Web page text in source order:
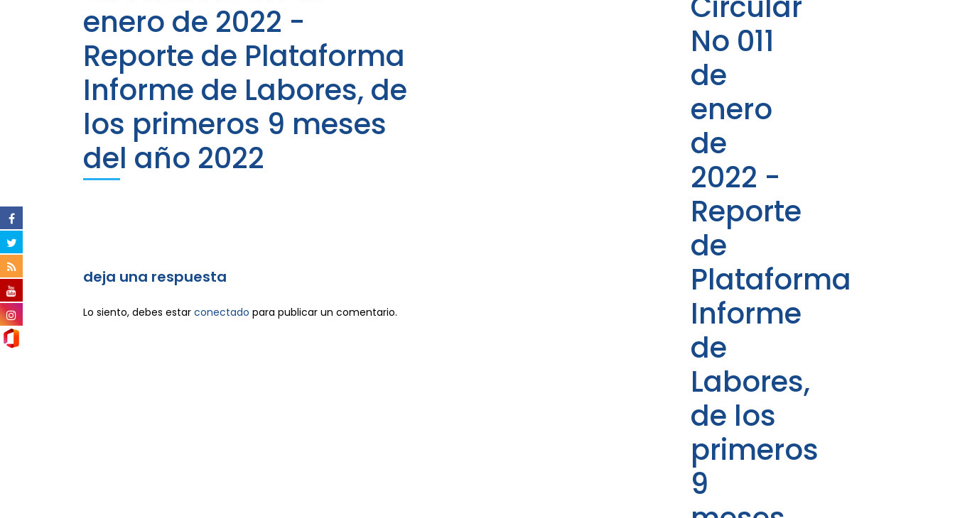
enero de 2022 -
Reporte de Plataforma
Informe de Labores, de
los primeros 9 meses
del año 2022
deja una respuesta
Lo siento, debes estar conectado para publicar un comentario.
No 011
de
enero
de
2022 -
Reporte
de
Plataforma
Informe
de
Labores,
de los
primeros
9